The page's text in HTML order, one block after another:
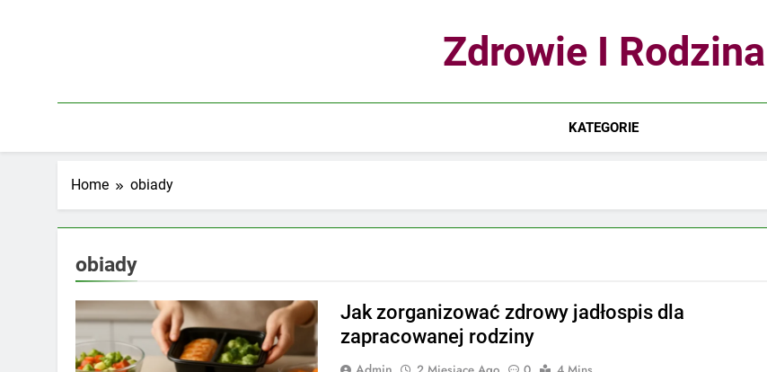
Zdrowie I Rodzina
KATEGORIE
Home obiady
obiady
Jak zorganizować zdrowy jadłospis dla
zapracowanej rodziny